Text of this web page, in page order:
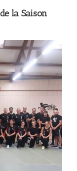
la Saison